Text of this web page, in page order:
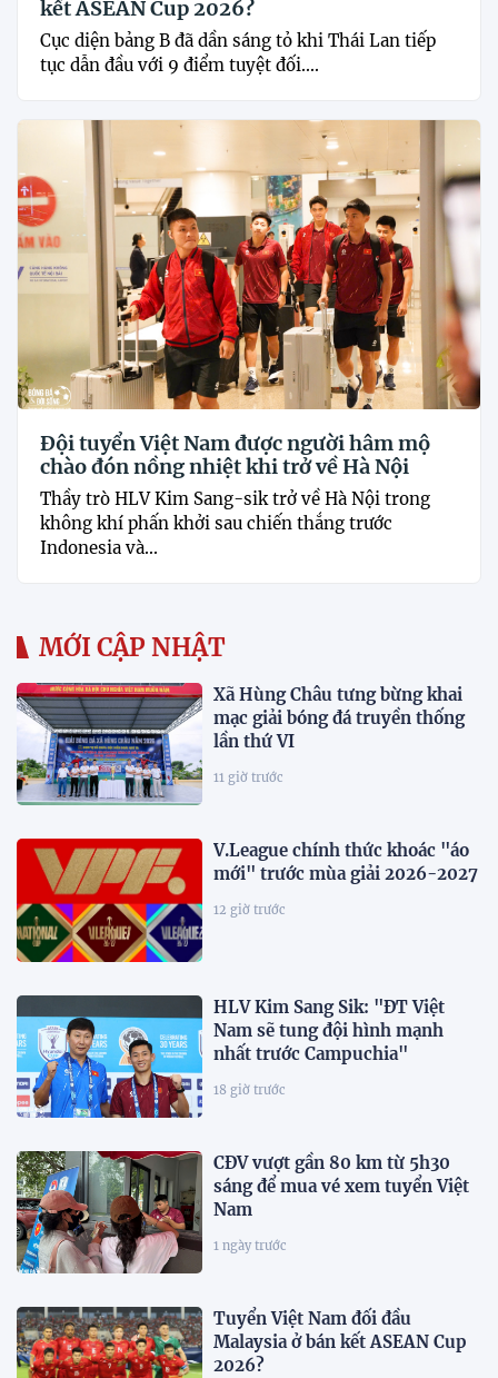
kết ASEAN Cup 2026?
Cục diện bảng B đã dần sáng tỏ khi Thái Lan tiếp
tục dẫn đầu với 9 điểm tuyệt đối....
Đội tuyển Việt Nam được người hâm mộ
chào đón nồng nhiệt khi trở về Hà Nội
Thầy trò HLV Kim Sang-sik trở về Hà Nội trong
không khí phấn khởi sau chiến thắng trước
Indonesia và...
MỚI CẬP NHẬT
Xã Hùng Châu tưng bừng khai
mạc giải bóng đá truyền thống
lần thứ VI
11 giờ trước
V.League chính thức khoác "áo
mới" trước mùa giải 2026-2027
12 giờ trước
HLV Kim Sang Sik: "ĐT Việt
Nam sẽ tung đội hình mạnh
nhất trước Campuchia"
18 giờ trước
CĐV vượt gần 80 km từ 5h30
sáng để mua vé xem tuyển Việt
Nam
1 ngày trước
Tuyển Việt Nam đối đầu
Malaysia ở bán kết ASEAN Cup
2026?